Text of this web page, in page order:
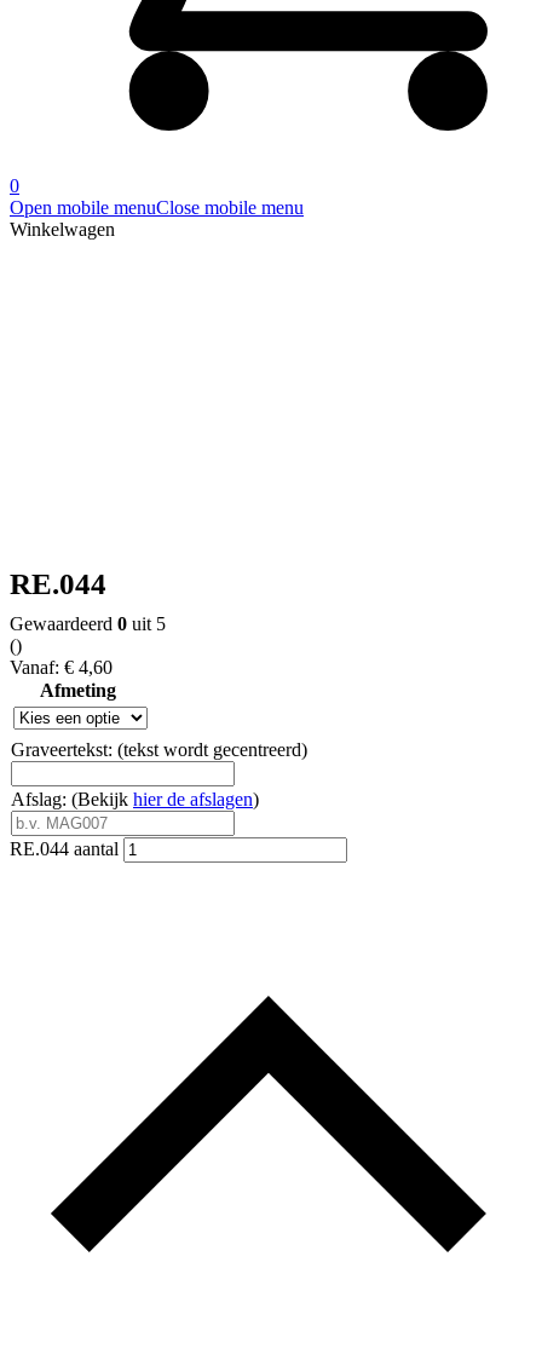
0
Open mobile menuClose mobile menu
Winkelwagen
RE.044
Gewaardeerd 0 uit 5
()
Vanaf: € 4,60
Afmeting
Graveertekst: (tekst wordt gecentreerd)
Afslag: (Bekijk hier de afslagen)
RE.044 aantal